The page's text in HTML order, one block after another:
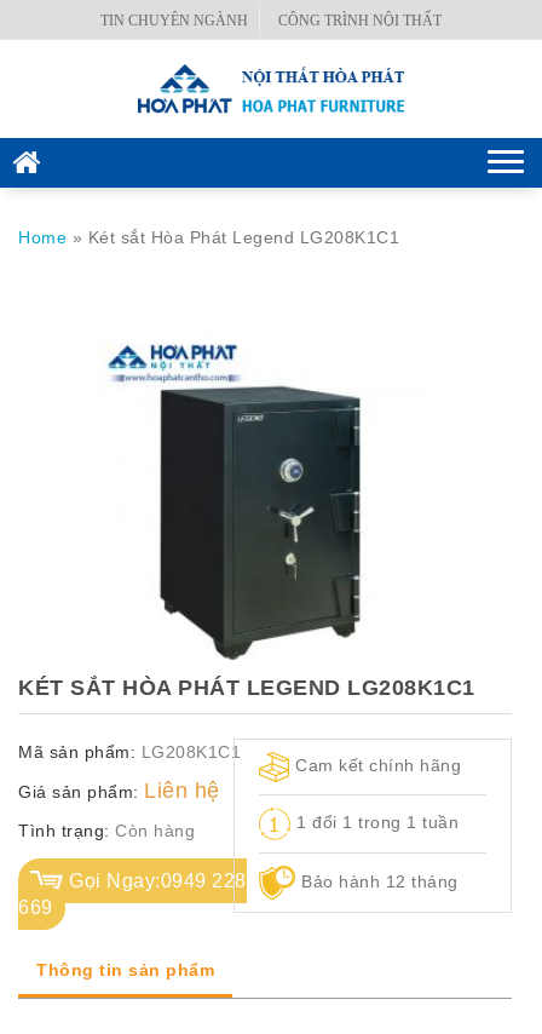
TIN CHUYÊN NGÀNH CÔNG TRÌNH NỘI THẤT
VĂN
MÃ
CH.
SÁCH
Q.
ĐỊNH
Home » Két sắt Hòa Phát Legend LG208K1C1
KÉT SẮT HÒA PHÁT LEGEND LG208K1C1
Mã sản phẩm: LG208K1C1
Giá sản phẩm: Liên hệ
Tình trạng: Còn hàng
Gọi Ngay:0949 228
669
Cam kết chính hãng
1 đổi 1 trong 1 tuần
Bảo hành 12 tháng
Thông tin sản phẩm